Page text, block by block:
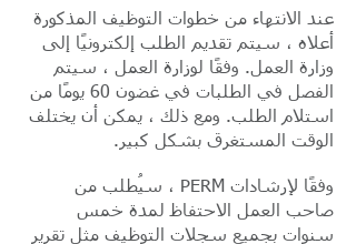
عند الانتهاء من خطوات التوظيف المذكورة
أعلاه ، سيتم تقديم الطلب إلكترونيًا إلى
وزارة العمل. وفقًا لوزارة العمل ، سيتم
الفصل في الطلبات في غضون 60 يومًا من
استلام الطلب. ومع ذلك ، يمكن أن يختلف
الوقت المستغرق بشكل كبير.
وفقًا لإرشادات PERM ، سيُطلب من
صاحب العمل الاحتفاظ لمدة خمس
سنوات بجميع سجلات التوظيف مثل تقرير